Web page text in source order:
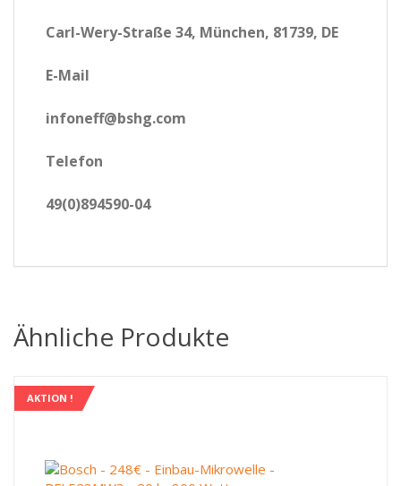
Carl-Wery-Straße 34, München, 81739, DE
E-Mail
infoneff@bshg.com
Telefon
49(0)894590-04
Ähnliche Produkte
AKTION !